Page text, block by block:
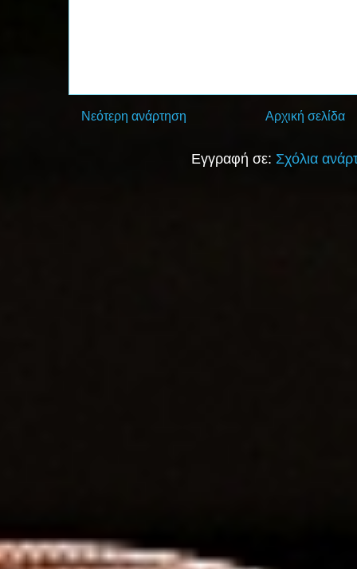
Νεότερη ανάρτηση Αρχική σελίδα
Εγγραφή σε: Σχόλια